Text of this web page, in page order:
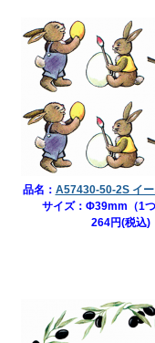
品名： A57430-50-2S イ
サイズ：Φ39mm（1つ
264円(税込)